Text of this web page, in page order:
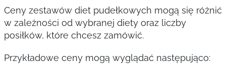
Ceny zestawów diet pudełkowych mogą się różnić
w zależności od wybranej diety oraz liczby
posiłków, które chcesz zamówić.
Przykładowe ceny mogą wyglądać następująco: